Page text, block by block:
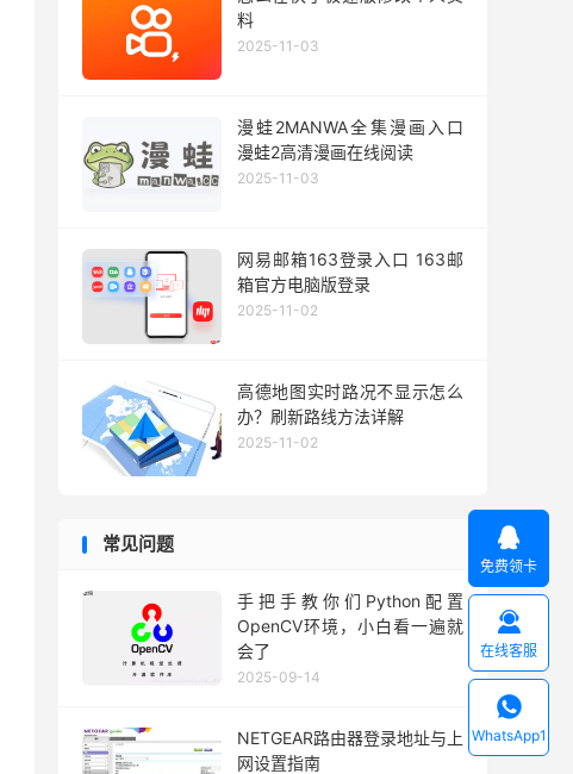
料
2025-11-03
漫蛙2MANWA全集漫画入口
漫蛙2高清漫画在线阅读
2025-11-03
网易邮箱163登录入口 163邮
箱官方电脑版登录
2025-11-02
高德地图实时路况不显示怎么
办？刷新路线方法详解
2025-11-02
常见问题
手把手教你们Python配置
OpenCV环境，小白看一遍就
会了
2025-09-14
NETGEAR路由器登录地址与上
网设置指南

免费领卡

在线客服

WhatsApp1